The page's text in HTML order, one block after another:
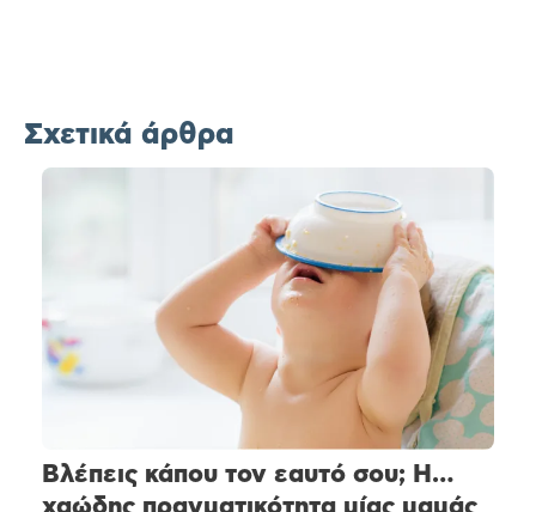
Σχετικά άρθρα
Βλέπεις κάπου τον εαυτό σου; Η…
χαώδης πραγματικότητα μίας μαμάς